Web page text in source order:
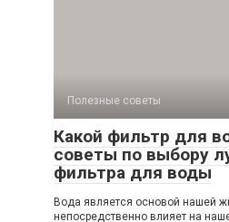
Полезные советы
Какой фильтр для
советы по выбору
фильтра для воды
Вода является основой нашей
непосредственно влияет на